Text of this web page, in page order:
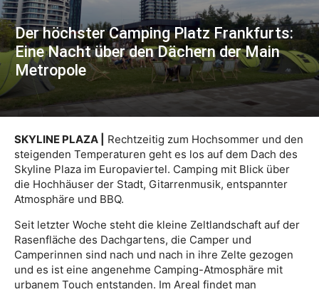
Der höchster Camping Platz Frankfurts:
Eine Nacht über den Dächern der Main
Metropole
SKYLINE PLAZA |
Rechtzeitig zum Hochsommer und den
steigenden Temperaturen geht es los auf dem Dach des
Skyline Plaza im Europaviertel. Camping mit Blick über
die Hochhäuser der Stadt, Gitarrenmusik, entspannter
Atmosphäre und BBQ.
Seit letzter Woche steht die kleine Zeltlandschaft auf der
Rasenfläche des Dachgartens, die Camper und
Camperinnen sind nach und nach in ihre Zelte gezogen
und es ist eine angenehme Camping-Atmosphäre mit
urbanem Touch entstanden. Im Areal findet man